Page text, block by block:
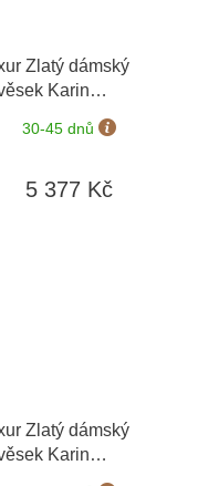
Zlatý dámský
Karin
+ možnost
do 90 dní
30-45 dnů
5 377 Kč
Zlatý dámský
Karin
+ možnost